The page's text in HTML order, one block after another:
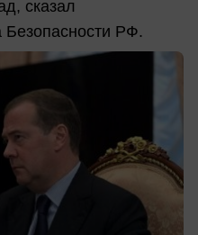
сказал
Безопасности РФ.